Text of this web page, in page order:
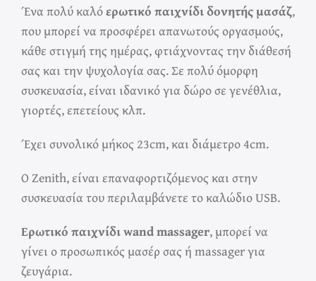
Ένα πολύ καλόερωτικό παιχνίδι δονητής μασάζ,
που μπορεί να προσφέρει απανωτούς οργασμούς,
κάθε στιγμή της ημέρας, φτιάχνοντας την διάθεσή
σας και την ψυχολογία σας. Σε πολύ όμορφη
συσκευασία, είναι ιδανικό για δώρο σε γενέθλια,
γιορτές, επετείους κλπ.
Έχει συνολικό μήκος 23cm, και διάμετρο 4cm.
Ο Zenith, είναι επαναφορτιζόμενος και στην
συσκευασία του περιλαμβάνετε το καλώδιο USB.
Ερωτικό παιχνίδι wand massager, μπορεί να
γίνει ο προσωπικός μασέρ σας ή massager για
ζευγάρια.